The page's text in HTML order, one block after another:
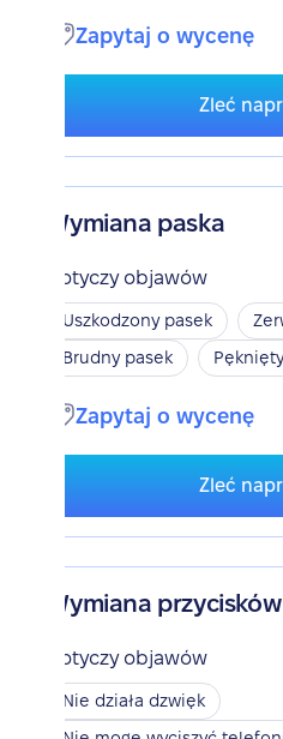
Zapytaj o wycenę
Zleć
Wymiana paska
Dotyczy objawów
Uszkodzony pasek
Brudny pasek
Zapytaj o wycenę
Zleć
Wymiana
Dotyczy objawów
Nie działa dzwięk